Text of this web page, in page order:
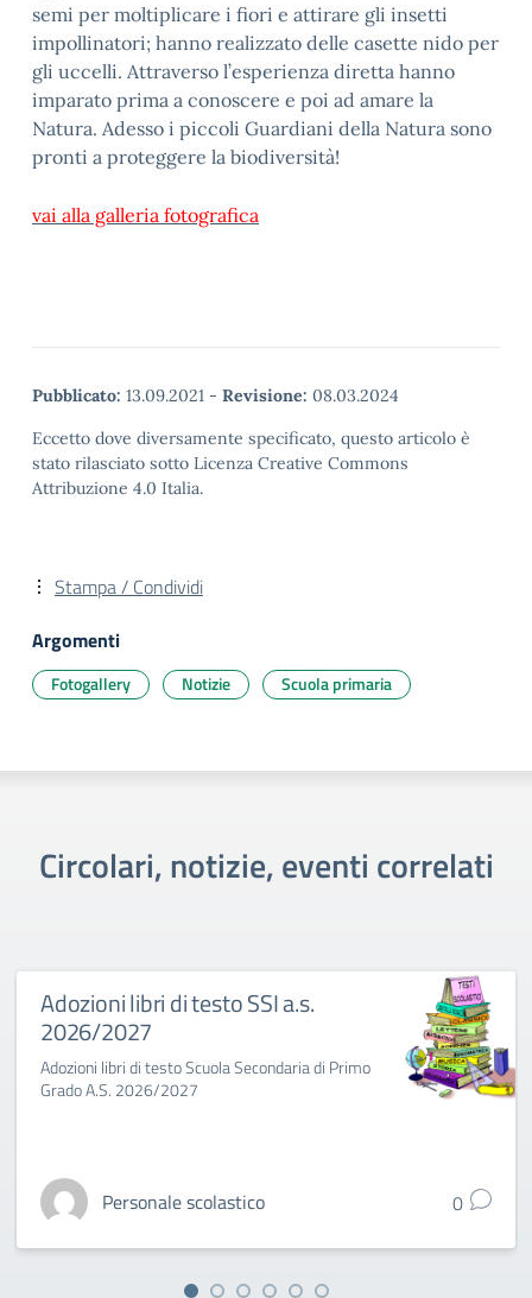
semi per moltiplicare i fiori e attirare gli insetti
impollinatori; hanno realizzato delle casette nido per
gli uccelli. Attraverso l’esperienza diretta hanno
imparato prima a conoscere e poi ad amare la
Natura. Adesso i piccoli Guardiani della Natura sono
pronti a proteggere la biodiversità!
vai alla galleria fotografica
Pubblicato: 13.09.2021 - Revisione: 08.03.2024
Eccetto dove diversamente specificato, questo articolo è
stato rilasciato sotto Licenza Creative Commons
Attribuzione 4.0 Italia.
Stampa / Condividi
Argomenti
Fotogallery Notizie Scuola primaria
Circolari, notizie, eventi correlati
Adozioni libri di testo SSI a.s.
2026/2027
Adozioni libri di testo Scuola Secondaria di Primo
Grado A.S. 2026/2027
Personale scolastico 0